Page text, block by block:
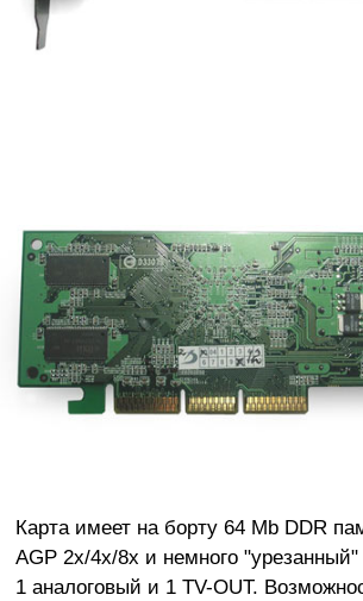
Карта имеет на борту 64 Mb DDR
AGP 2x/4x/8x и немного
1 аналоговый и 1 TV-OUT.